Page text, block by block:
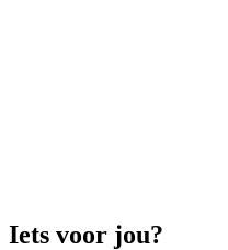
Iets voor jou?